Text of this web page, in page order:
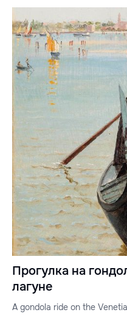
Прогулка на
лагуне
A gondola ride on the